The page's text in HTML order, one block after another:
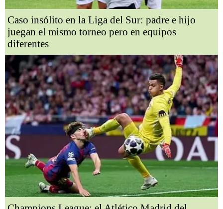
Caso insólito en la Liga del Sur: padre e hijo
juegan el mismo torneo pero en equipos
diferentes